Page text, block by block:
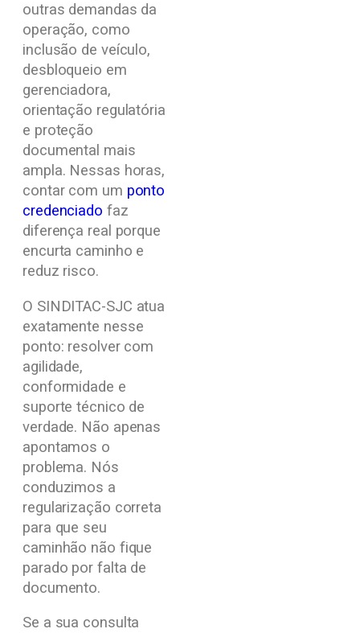
outras demandas da
operação, como
inclusão de veículo,
desbloqueio em
gerenciadora,
orientação regulatória
e proteção
documental mais
ampla. Nessas horas,
contar com um ponto
credenciado faz
diferença real porque
encurta caminho e
reduz risco.
O SINDITAC-SJC atua
exatamente nesse
ponto: resolver com
agilidade,
conformidade e
suporte técnico de
verdade. Não apenas
apontamos o
problema. Nós
conduzimos a
regularização correta
para que seu
caminhão não fique
parado por falta de
documento.
Se a sua consulta